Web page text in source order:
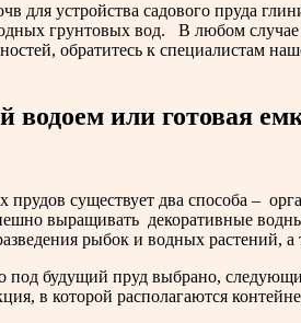
для устройства садового пруда
грунтовых вод. В любом случае
обратитесь к специалистам
водоем или готовая
прудов существует два способа –
выращивать декоративные
рыбок и водных растений,
под будущий пруд выбрано,
в которой располагаются